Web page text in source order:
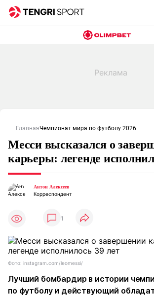
ГлавнаяЧемпионат мира по футболу 2026
Месси высказался о
карьеры: легенде
Антон Алексеев
Корреспондент
1
Фото: instagram.com/leomessi/
Лучший бомбардир в истории
по футболу и действующий